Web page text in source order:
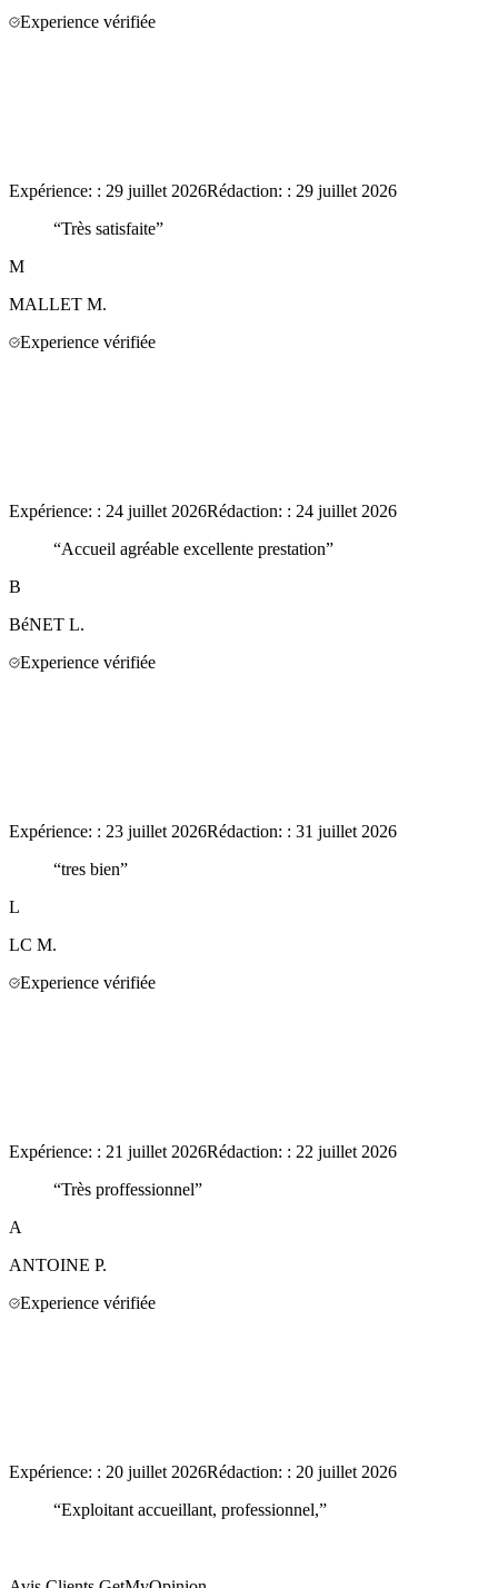
Experience vérifiée
Expérience: : 29 juillet 2026Rédaction: : 29 juillet 2026
“Très satisfaite”
M
MALLET M.
Experience vérifiée
Expérience: : 24 juillet 2026Rédaction: : 24 juillet 2026
“Accueil agréable excellente prestation”
B
BéNET L.
Experience vérifiée
Expérience: : 23 juillet 2026Rédaction: : 31 juillet 2026
“tres bien”
L
LC M.
Experience vérifiée
Expérience: : 21 juillet 2026Rédaction: : 22 juillet 2026
“Très proffessionnel”
A
ANTOINE P.
Experience vérifiée
Expérience: : 20 juillet 2026Rédaction: : 20 juillet 2026
“Exploitant accueillant, professionnel,”